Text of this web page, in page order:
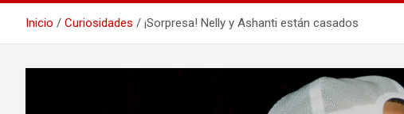
Inicio Curiosidades ¡Sorpresa! Nelly y Ashanti están casados